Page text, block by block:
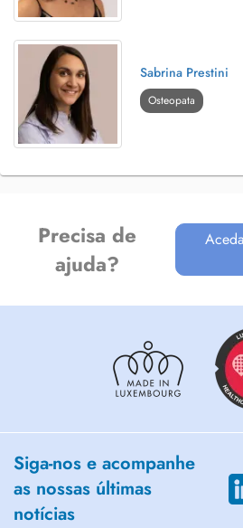
Sabrina Prestini
Osteopata
Precisa de
ajuda?
Siga-nos e acompanhe
as nossas últimas
notícias